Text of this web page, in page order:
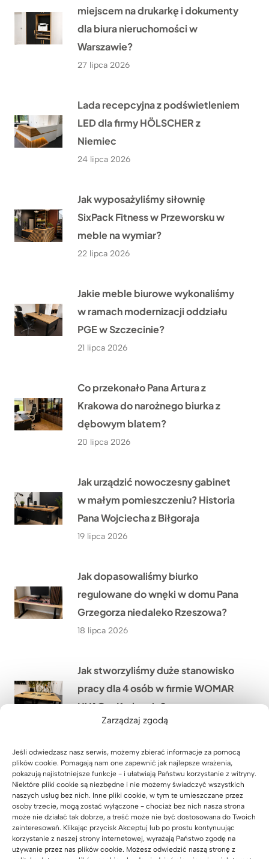
Zarządzaj zgodą
Jeśli odwiedzasz nasz serwis, możemy zbierać informacje za pomocą
plików cookie. Pomagają nam one zapewnić jak najlepsze wrażenia,
pokazują najistotniejsze funkcje - i ułatwiają Państwu korzystanie z witryny.
Niektóre pliki cookie są niezbędne i nie możemy świadczyć wszystkich
naszych usług bez nich. Inne pliki cookie, w tym te umieszczane przez
osoby trzecie, mogą zostać wyłączone - chociaż bez nich nasza strona
może nie działać tak dobrze, a treść może nie być dostosowana do Twoich
zainteresowań. Klikając przycisk Akceptuj lub po prostu kontynuując
korzystanie z naszej strony internetowej, wyrażają Państwo zgodę na
używanie przez nas plików cookie. Możesz odwiedzić naszą stronę z
miejscem na drukarkę i dokumenty
dla biura nieruchomości w
Warszawie?
27 lipca 2026
Lada recepcyjna z podświetleniem
LED dla firmy HÖLSCHER z
Niemiec
24 lipca 2026
Jak wyposażyliśmy siłownię
SixPack Fitness w Przeworsku w
meble na wymiar?
22 lipca 2026
Jakie meble biurowe wykonaliśmy
w ramach modernizacji oddziału
PGE w Szczecinie?
21 lipca 2026
Co przekonało Pana Artura z
Krakowa do narożnego biurka z
dębowym blatem?
20 lipca 2026
Jak urządzić nowoczesny gabinet
w małym pomieszczeniu? Historia
Pana Wojciecha z Biłgoraja
19 lipca 2026
Jak dopasowaliśmy biurko
regulowane do wnęki w domu Pana
Grzegorza niedaleko Rzeszowa?
18 lipca 2026
Jak stworzyliśmy duże stanowisko
pracy dla 4 osób w firmie WOMAR
HVAC w Krakowie?
17 lipca 2026
Jak wyposażyliśmy nową siedzibę
kancelarii notarialnej w Zielonej
Górze przed jej otwarciem?
16 lipca 2026